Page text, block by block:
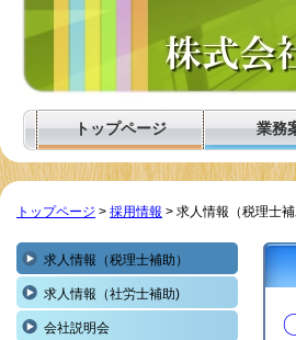
トップページ 業務
トップページ > 採用情報 > 求人情報（税理士補
求人情報（税理士補助）
求人情報（社労士補助)
会社説明会